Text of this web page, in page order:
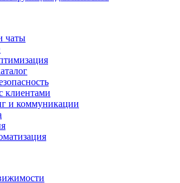
чаты
клиентами
и коммуникации